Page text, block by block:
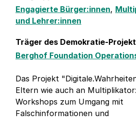
Engagierte Bürger:innen,
und Lehrer:innen
Träger des Demokratie-
Berghof Foundation
Das Projekt
Eltern wie auch an
Workshops zum Umgang mit
Falschinformationen und